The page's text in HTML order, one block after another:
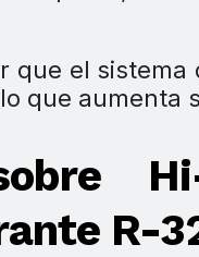
que el sistema
lo que aumenta
R-